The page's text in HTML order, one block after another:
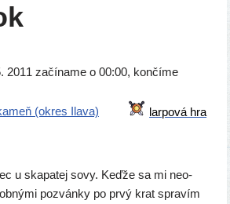
2011 začí­na­me o 00:00, kon­čí­me
(okres Ilava)
u ska­pa­tej sovy. Keďže sa mi neo­
pozván­ky po prvý krat spra­vím